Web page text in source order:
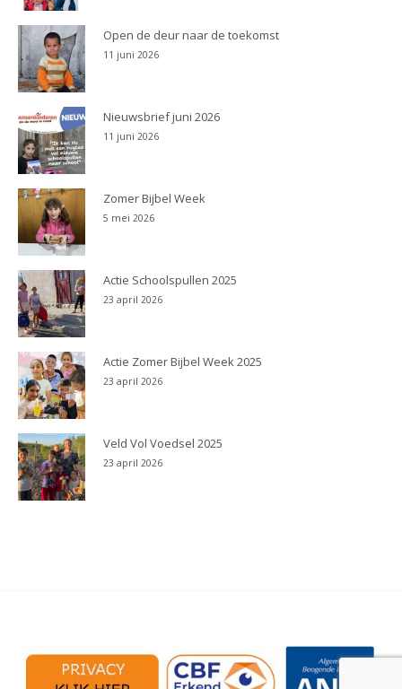
Open de deur naar de toekomst
11 juni 2026
Nieuwsbrief juni 2026
11 juni 2026
Zomer Bijbel Week
5 mei 2026
Actie Schoolspullen 2025
23 april 2026
Actie Zomer Bijbel Week 2025
23 april 2026
Veld Vol Voedsel 2025
23 april 2026